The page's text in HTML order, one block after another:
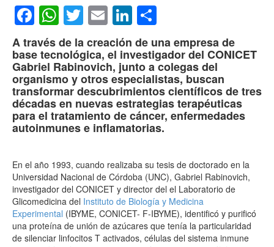
Facebook
WhatsApp
Twitter
EmailLinkedIn
A través de la creación de una empresa de
base tecnológica, el investigador del CONICET
Gabriel Rabinovich, junto a colegas del
organismo y otros especialistas, buscan
transformar descubrimientos científicos de tres
décadas en nuevas estrategias terapéuticas
para el tratamiento de cáncer, enfermedades
autoinmunes e inflamatorias.
En el año 1993, cuando realizaba su tesis de doctorado en la
Universidad Nacional de Córdoba (UNC), Gabriel Rabinovich,
investigador del CONICET y director del el Laboratorio de
Glicomedicina del Instituto de Biología y Medicina
Experimental (IBYME, CONICET- F-IBYME), identificó y purificó
una proteína de unión de azúcares que tenía la particularidad
de silenciar linfocitos T activados, células del sistema inmune